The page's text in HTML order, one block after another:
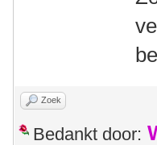
Zoek
Bedankt door: